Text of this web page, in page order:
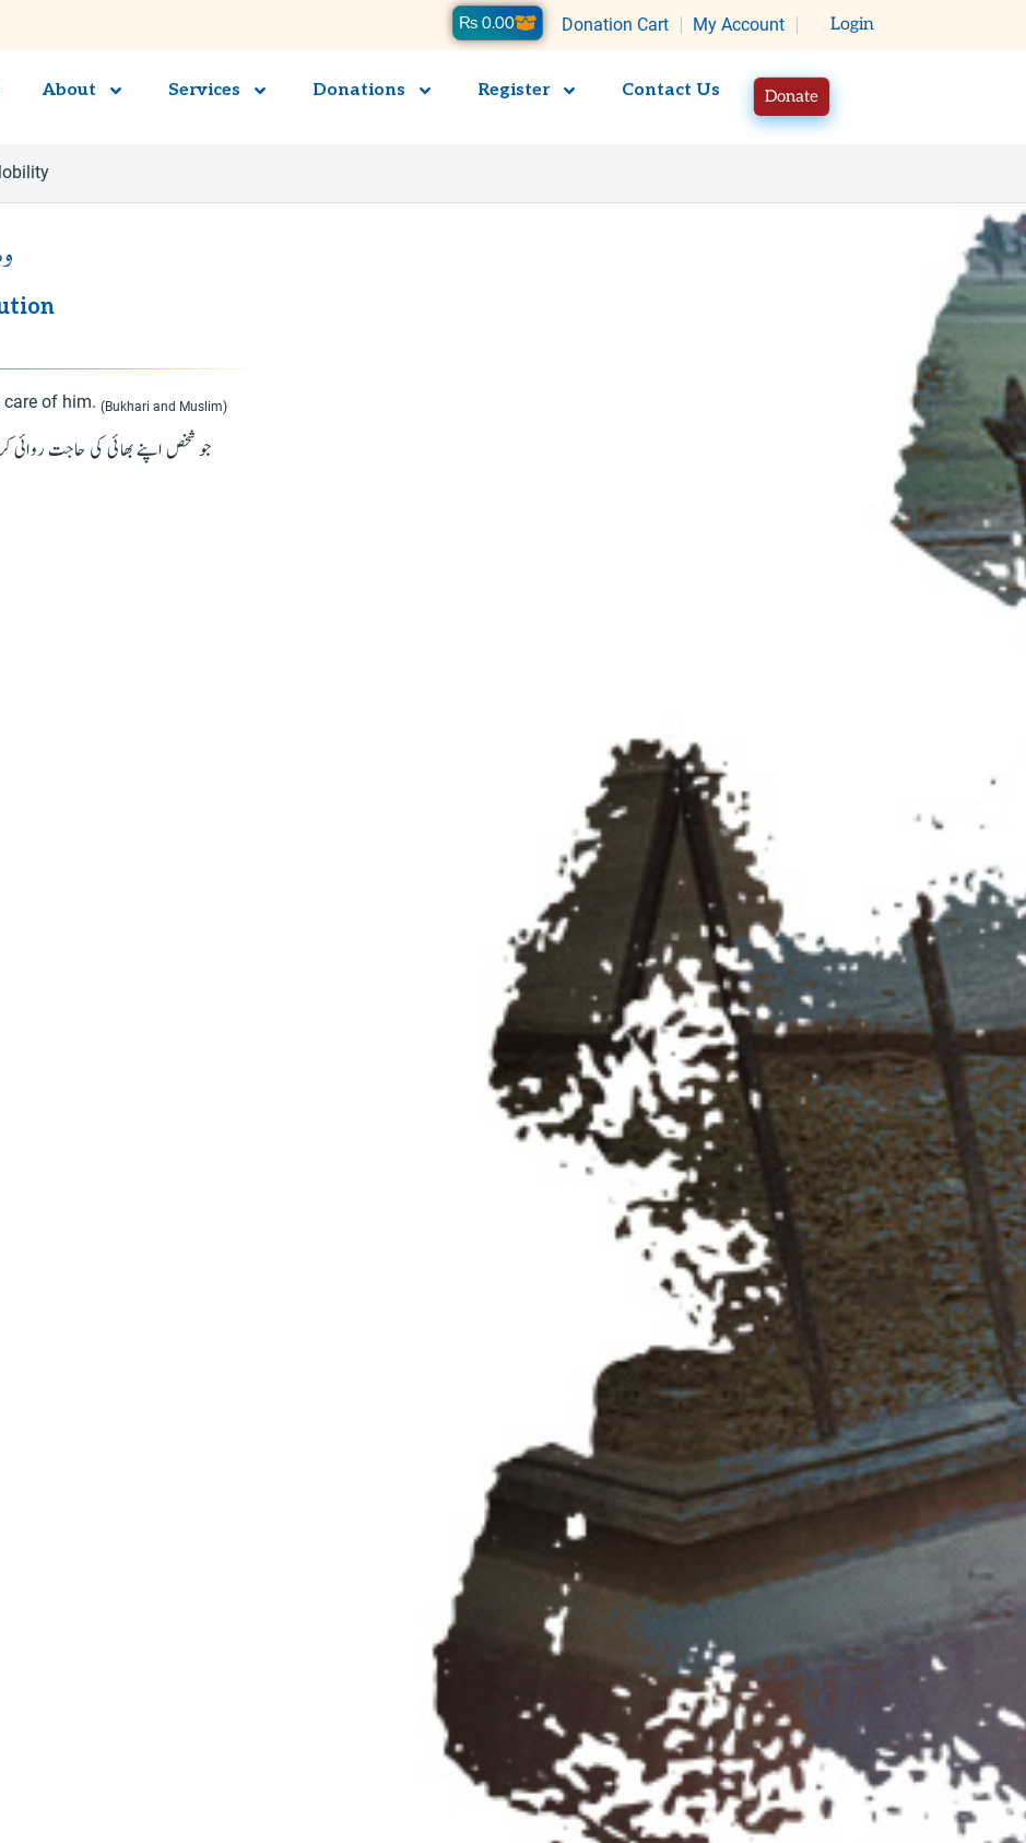
Donation Cart My Account Login
₨ 0.00Cart
About Services Donations Register Contact Us Donate
care of him. (Bukhari and Muslim)
جو شخص اپنے بھائی کی حاجت روائی